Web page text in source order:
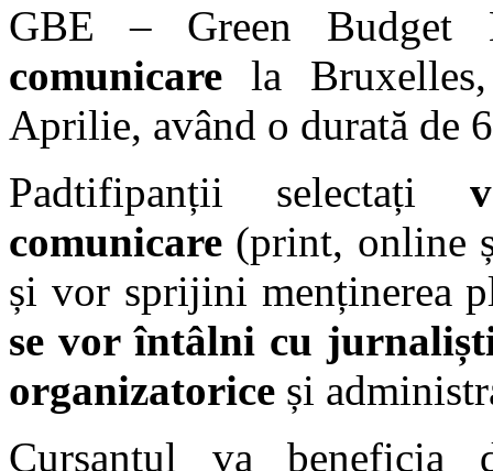
GBE – Green Budget
comunicare la
Aprilie, având o durată de
Padtifipanții selectați
comunicare (print, online
și vor sprijini menținerea
se vor întâlni cu
organizatorice și
Cursantul va beneficia